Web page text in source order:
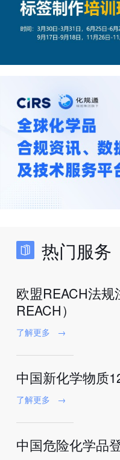
热门服务
欧盟REACH法规
REACH）
了解更多 →
中国新化学物质
了解更多 →
中国危险化学品